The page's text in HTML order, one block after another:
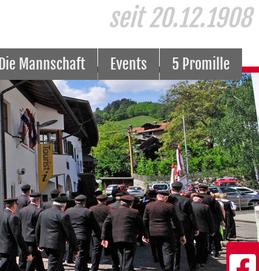
seit 20.12.1908
Die Mannschaft Events 5 Promille